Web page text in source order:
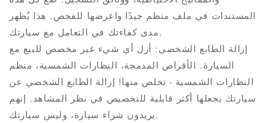
المستندات في ملف منظم جيدًا واعرضها للفحص. هذا يُظهر
مدى كفاءتك في التعامل مع سيارتك.
إزالة الطابع الشخصي: أزل أي شيء غير مخصص للبيع مع
السيارة. الأقراص المدمجة، النظارات الشمسية، منظم
النظارات الشمسية - تخلص منها! إزالة الطابع الشخصي عن
سيارتك يجعلها أكثر قابلية للتخصيص في نظر المشاهد. إنهم
يريدون شراء سيارة، وليس سيارتك.